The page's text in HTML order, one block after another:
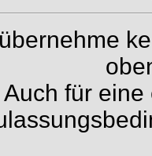
Auch für eine